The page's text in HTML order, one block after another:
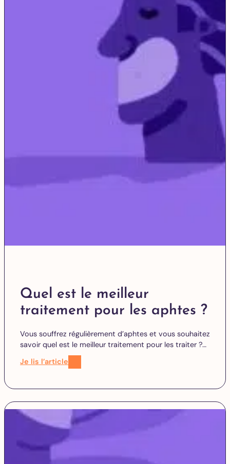
Quel est le meilleur
traitement pour les aphtes ?
Vous souffrez régulièrement d’aphtes et vous souhaitez
savoir quel est le meilleur traitement pour les traiter ?…
Je lis l’article